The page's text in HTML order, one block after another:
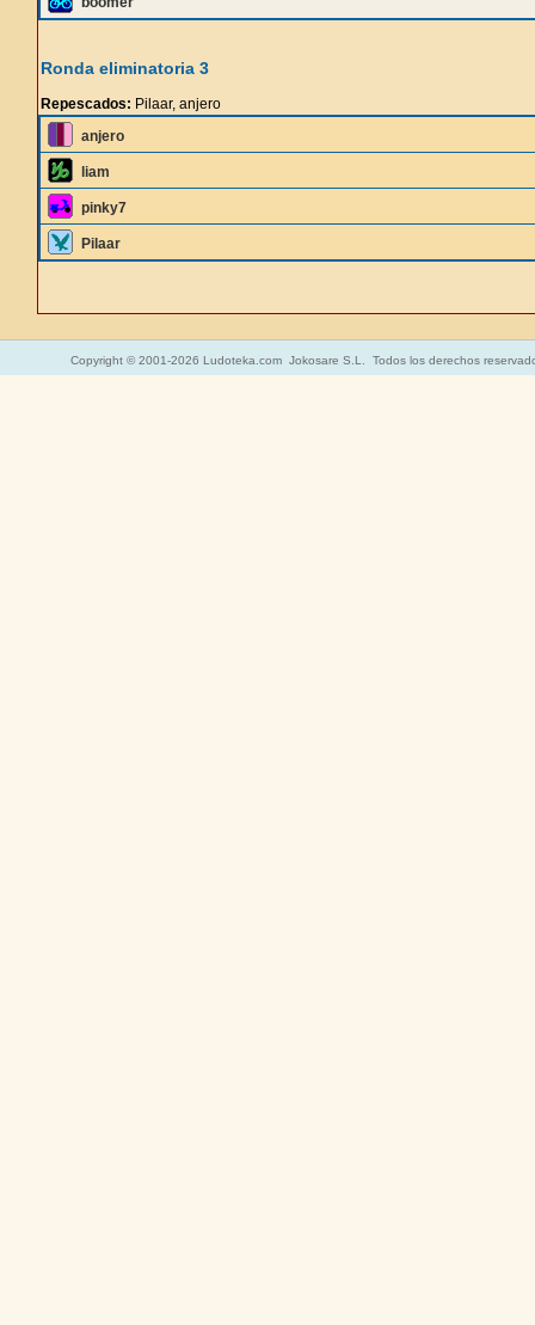
Ronda eliminatoria 3
Repescados: Pilaar, anjero
anjero
liam
pinky7
Pilaar
Copyright © 2001-2026 Ludoteka.com Jokosare S.L. Todos los derechos